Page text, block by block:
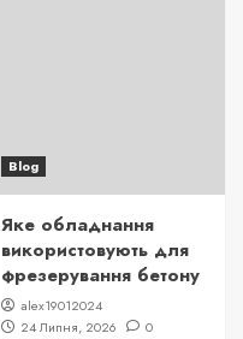
Blog
Яке обладнання
використовують для
фрезерування бетону
alex19012024
24 Липня, 2026
0